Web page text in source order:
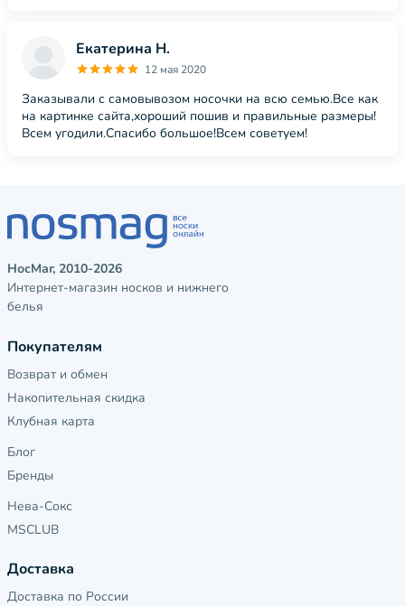
Екатерина Н.
12 мая 2020
Заказывали с самовывозом носочки на всю семью.Все как
на картинке сайта,хороший пошив и правильные размеры!
Всем угодили.Спасибо большое!Всем советуем!
НосМаг, 2010-2026
Интернет-магазин носков и нижнего
белья
Покупателям
Возврат и обмен
Накопительная скидка
Клубная карта
Блог
Бренды
Нева-Сокс
MSCLUB
Доставка
Доставка по России